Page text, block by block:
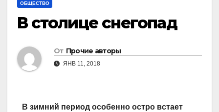
ОБЩЕСТВО
В столице снегопад
От Прочие авторы
ЯНВ 11, 2018
В зимний период особенно остро встает